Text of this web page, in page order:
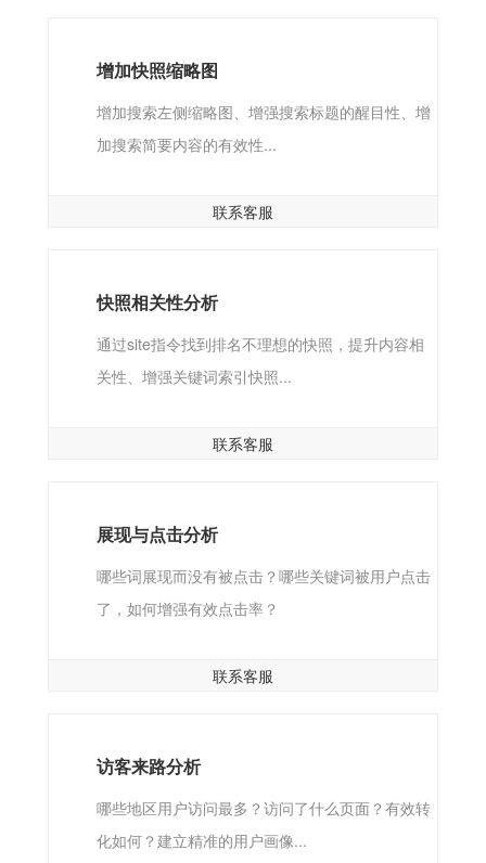
增加快照缩略图
增加搜索左侧缩略图、增强搜索标题的醒目性、增
加搜索简要内容的有效性...
联系客服
快照相关性分析
通过site指令找到排名不理想的快照，提升内容相
关性、增强关键词索引快照...
联系客服
展现与点击分析
哪些词展现而没有被点击？哪些关键词被用户点击
了，如何增强有效点击率？
联系客服
访客来路分析
哪些地区用户访问最多？访问了什么页面？有效转
化如何？建立精准的用户画像...